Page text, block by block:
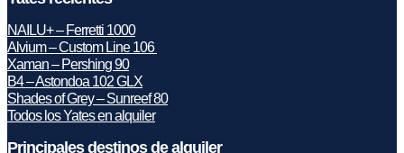
NAILU+ – Ferretti 1000
Alvium – Custom Line 106
Xaman – Pershing 90
B4 – Astondoa 102 GLX
Shades of Grey – Sunreef 80
Todos los Yates en alquiler
Principales destinos de alquiler